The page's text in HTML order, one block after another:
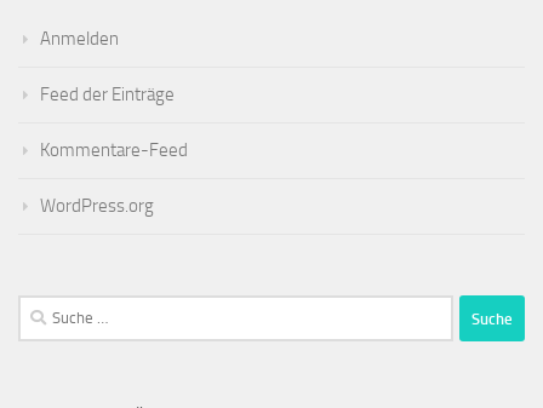
Anmelden
Feed der Einträge
Kommentare-Feed
WordPress.org
Suche
nach: